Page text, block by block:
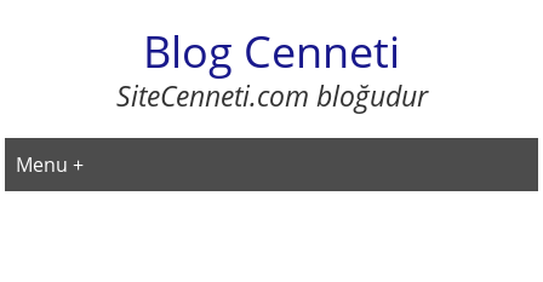
Blog Cenneti
SiteCenneti.com bloğudur
Menu +